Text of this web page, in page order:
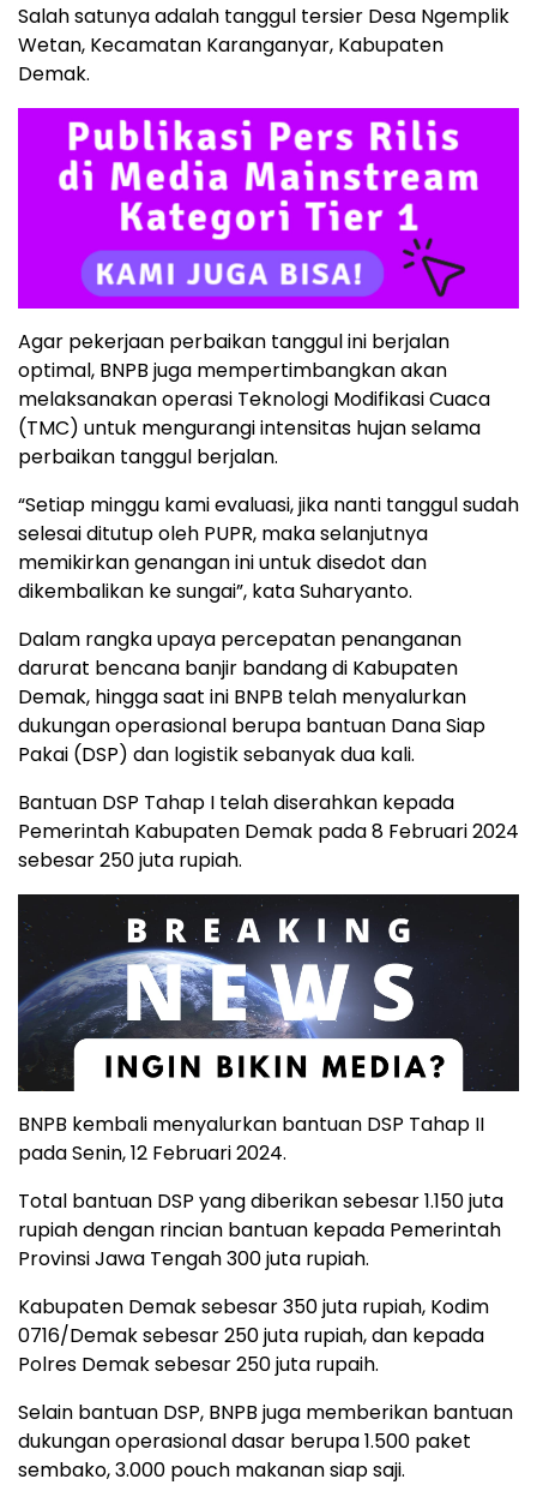
Salah satunya adalah tanggul tersier Desa Ngemplik
Wetan, Kecamatan Karanganyar, Kabupaten
Demak.
Agar pekerjaan perbaikan tanggul ini berjalan
optimal, BNPB juga mempertimbangkan akan
melaksanakan operasi Teknologi Modifikasi Cuaca
(TMC) untuk mengurangi intensitas hujan selama
perbaikan tanggul berjalan.
“Setiap minggu kami evaluasi, jika nanti tanggul sudah
selesai ditutup oleh PUPR, maka selanjutnya
memikirkan genangan ini untuk disedot dan
dikembalikan ke sungai”, kata Suharyanto.
Dalam rangka upaya percepatan penanganan
darurat bencana banjir bandang di Kabupaten
Demak, hingga saat ini BNPB telah menyalurkan
dukungan operasional berupa bantuan Dana Siap
Pakai (DSP) dan logistik sebanyak dua kali.
Bantuan DSP Tahap I telah diserahkan kepada
Pemerintah Kabupaten Demak pada 8 Februari 2024
sebesar 250 juta rupiah.
BNPB kembali menyalurkan bantuan DSP Tahap II
pada Senin, 12 Februari 2024.
Total bantuan DSP yang diberikan sebesar 1.150 juta
rupiah dengan rincian bantuan kepada Pemerintah
Provinsi Jawa Tengah 300 juta rupiah.
Kabupaten Demak sebesar 350 juta rupiah, Kodim
0716/Demak sebesar 250 juta rupiah, dan kepada
Polres Demak sebesar 250 juta rupaih.
Selain bantuan DSP, BNPB juga memberikan bantuan
dukungan operasional dasar berupa 1.500 paket
sembako, 3.000 pouch makanan siap saji.